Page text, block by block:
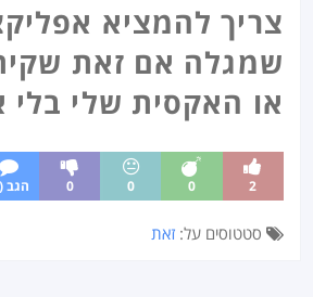
צריך להמציא
שמגלה אם זאת
או האקסית שלי בלי
2
0
0
0 הגב (0)
סטטוסים על:זאת